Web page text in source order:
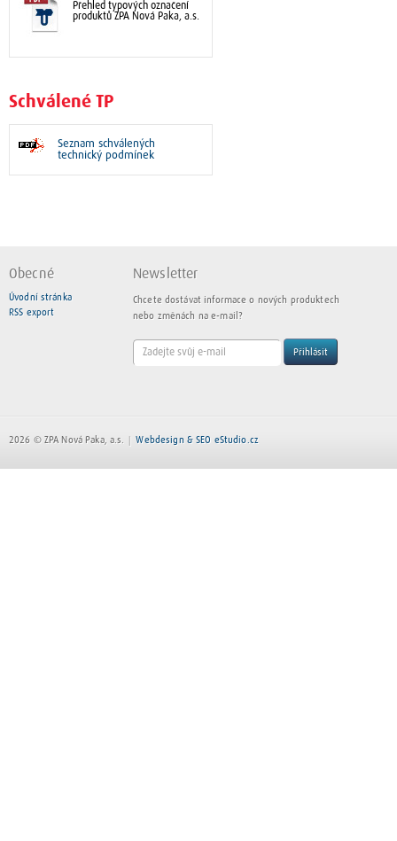
Přehled typových označení
produktů ZPA Nová Paka, a.s.
Schválené TP
Seznam schválených
technický podmínek
Obecné
Úvodní stránka
RSS export
Newsletter
Chcete dostávat informace o nových produktech
nebo změnách na e-mail?
Přihlásit
2026 © ZPA Nová Paka, a.s. Webdesign & SEO eStudio.cz